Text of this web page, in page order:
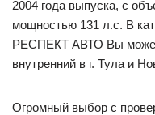
2004 года выпуска, с
мощностью 131 л.с. В
РЕСПЕКТ АВТО Вы
внутренний в г. Тула и
Огромный выбор с